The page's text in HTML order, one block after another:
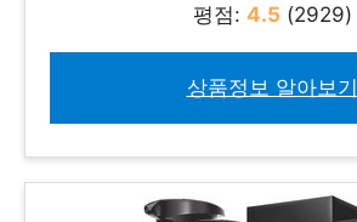
평점: 4.5 (2929)
상품정보 알아보기